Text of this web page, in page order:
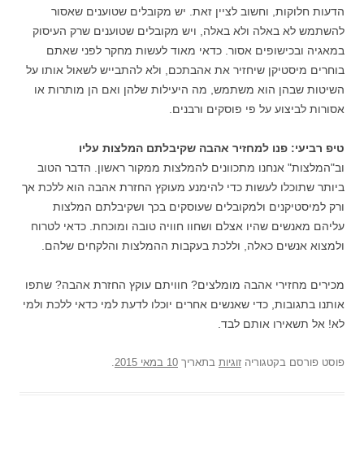
הדעות חלוקות, וחשוב לציין זאת. יש מקובלים שטוענים שאסור
להשתמש לא באלה ולא באלה, ויש מקובלים שטוענים שרק העיסוק
במאגיה ובכישופים אסור. כדאי מאוד לעשות מחקר לפני שאתם
בוחרים מיסטיקן שיחזיר את אהבתכם, ולא להתבייש לשאול אותו על
השיטות שבהן הוא משתמש, מה היעילות שלהן ואם הן מותרות או
אסורות לביצוע על פי פוסקים ורבנים.
טיפ רביעי: פנו למחזיר אהבה שקיבלתם המלצות עליו
וב"המלצות" אנחנו מתכוונים להמלצות ממקור ראשון. הדבר הטוב
ביותר שתוכלו לעשות כדי להימנע מעוקץ החזרת אהבה הוא ללכת אך
ורק למיסטיקנים ולמקובלים שעוסקים בכך ושקיבלתם המלצות
עליהם מאנשים שהיו אצלם ושחוו חוויה טובה ומוכחת. כדאי לטרוח
ולמצוא אנשים כאלה, וללכת בעקבות ההמלצות והלקחים שלהם.
מכירים מחזירי אהבה מומלצים? חוויתם עוקץ החזרת אהבה? שתפו
אותנו בתגובות, כדי שאנשים אחרים יוכלו לדעת למי כדאי ללכת ולמי
לא! אל תשאירו אותם לבד.
פוסט פורסם בקטגוריה זוגיות בתאריך 10 במאי 2015 .